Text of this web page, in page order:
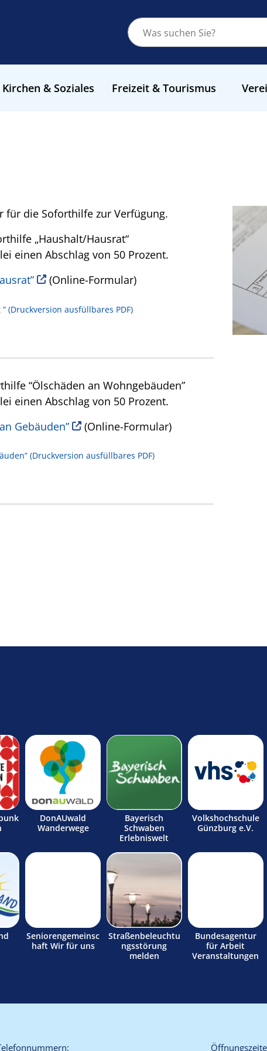
& Soziales Freizeit & Tourismus
für die Soforthilfe zur Verfügung.
„Haushalt/Hausrat“
einen Abschlag von 50 Prozent.
(Online-Formular)
(Druckversion ausfüllbares PDF)
“Ölschäden an Wohngebäuden”
einen Abschlag von 50 Prozent.
Gebäuden”
(Online-Formular)
(Druckversion ausfüllbares PDF)
DonAUwald
Wanderwege
Bayerisch
Schwaben
Erlebniswelt
Volkshochschule
Günzburg e.V.
Seniorengemeinsc
haft Wir für uns
Straßenbeleuchtu
ngsstörung
melden
Bundesagentur
für Arbeit
Veranstaltungen